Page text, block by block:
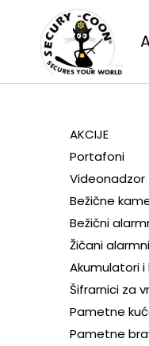
AKCIJE
Portafoni
Videonadzor
Bežične
Bežični
Žičani
Akumulatori
Šifrarnici za
Pametne
Pametne